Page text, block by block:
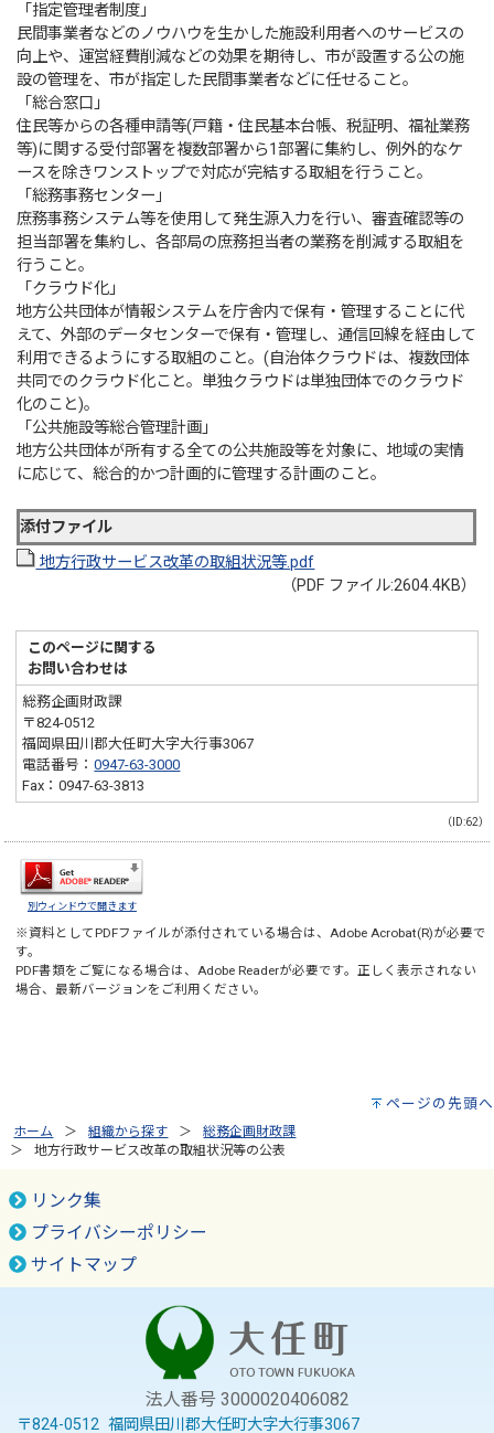
「指定管理者制度」
民間事業者などのノウハウを生かした施設利用者へのサービスの
向上や、運営経費削減などの効果を期待し、市が設置する公の施
設の管理を、市が指定した民間事業者などに任せること。
「総合窓口」
住民等からの各種申請等(戸籍・住民基本台帳、税証明、福祉業務
等)に関する受付部署を複数部署から1部署に集約し、例外的なケ
ースを除きワンストップで対応が完結する取組を行うこと。
「総務事務センター」
庶務事務システム等を使用して発生源入力を行い、審査確認等の
担当部署を集約し、各部局の庶務担当者の業務を削減する取組を
行うこと。
「クラウド化」
地方公共団体が情報システムを庁舎内で保有・管理することに代
えて、外部のデータセンターで保有・管理し、通信回線を経由して
利用できるようにする取組のこと。(自治体クラウドは、複数団体
共同でのクラウド化こと。単独クラウドは単独団体でのクラウド
化のこと)。
「公共施設等総合管理計画」
地方公共団体が所有する全ての公共施設等を対象に、地域の実情
に応じて、総合的かつ計画的に管理する計画のこと。
添付ファイル
地方行政サービス改革の取組状況等.pdf
（PDF ファイル:2604.4KB）
このページに関する
お問い合わせは
総務企画財政課
〒824-0512
福岡県田川郡大任町大字大行事3067
電話番号：0947-63-3000
Fax：0947-63-3813
（ID:62）
別ウィンドウで開きます
※資料としてPDFファイルが添付されている場合は、Adobe Acrobat(R)が必要で
す。
PDF書類をご覧になる場合は、Adobe Readerが必要です。正しく表示されない
場合、最新バージョンをご利用ください。
ページの先頭へ
ホーム 組織から探す
総務企画財政課
地方行政サービス改革の取組状況等の公表
リンク集
プライバシーポリシー
サイトマップ
法人番号 3000020406082
〒824-0512 福岡県田川郡大任町大字大行事3067